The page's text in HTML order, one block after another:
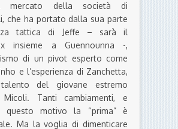
mercato della società di
che ha portato dalla sua parte
tattica di Jeffe – sarà il
insieme a Guennounna -,
di un pivot esperto come
e l’esperienza di Zanchetta,
del giovane estremo
Micoli. Tanti cambiamenti, e
questo motivo la “prima” è
Ma la voglia di dimenticare